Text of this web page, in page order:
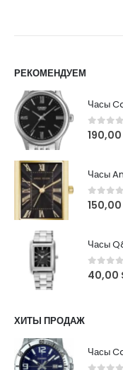
РЕКОМЕНДУЕМ
Часы
0out
190,00
Часы
0out
150,00
Часы
0 out
40,00
ХИТЫ ПРОДАЖ
Часы